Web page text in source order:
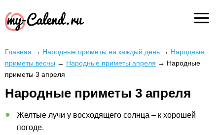
Главная → Народные приметы на каждый день → Народные
приметы весны → Народные приметы апреля → Народные
приметы 3 апреля
Народные приметы 3 апреля
Желтые лучи у восходящего солнца – к хорошей
погоде.